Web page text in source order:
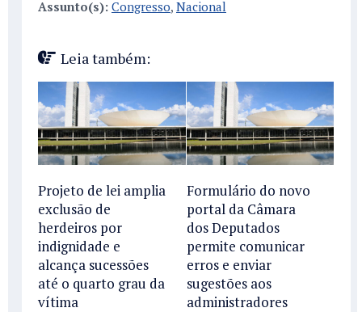
Assunto(s): Congresso, Nacional
Leia também:
Projeto de lei amplia
exclusão de
herdeiros por
indignidade e
alcança sucessões
até o quarto grau da
vítima
Formulário do novo
portal da Câmara
dos Deputados
permite comunicar
erros e enviar
sugestões aos
administradores